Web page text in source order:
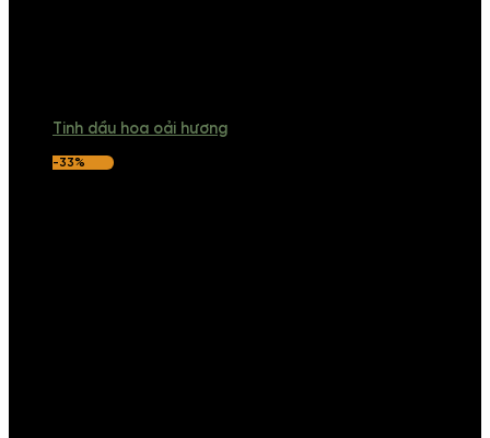
Tinh dầu hoa oải hương
-33%